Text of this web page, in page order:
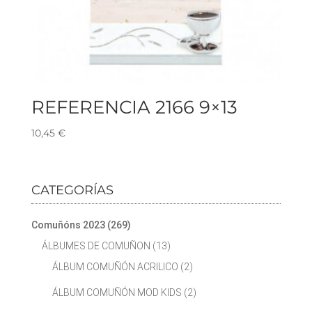
REFERENCIA 2166 9×13
10,45 €
CATEGORÍAS
Comuñóns 2023 (269)
ÁLBUMES DE COMUÑON (13)
ÁLBUM COMUÑÓN ACRILICO (2)
ÁLBUM COMUÑÓN MOD KIDS (2)